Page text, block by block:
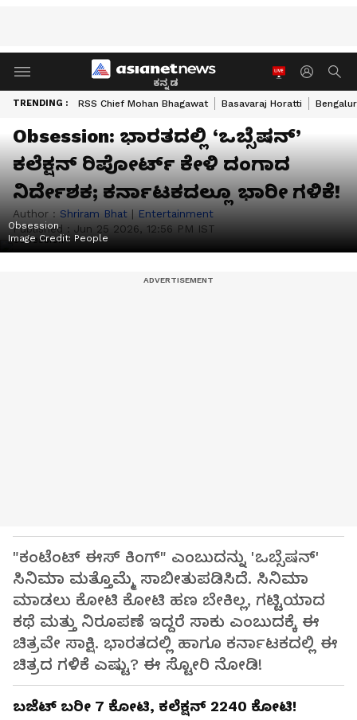
ಕನ್ನಡ
TRENDING : RSS Chief Mohan Bhagawat Basavaraj Horatti
Obsession: ಭಾರತದಲ್ಲಿ ‘ಒಬ್ಸೆಷನ್’
ಕಲೆಕ್ಷನ್‌ ರಿಪೋರ್ಟ್‌ ಕೇಳಿ ದಂಗಾದ
ನಿರ್ದೇಶಕ; ಕರ್ನಾಟಕದಲ್ಲೂ ಭಾರೀ ಗಳಿಕೆ!
Author : Shriram Bhat | Entertainment
Published : Jun 25 2026, 12:56 PM IST
Obsession
Image Credit: People
"ಕಂಟೆಂಟ್ ಈಸ್ ಕಿಂಗ್" ಎಂಬುದನ್ನು 'ಒಬ್ಸೆಷನ್'
ಸಿನಿಮಾ ಮತ್ತೊಮ್ಮೆ ಸಾಬೀತುಪಡಿಸಿದೆ. ಸಿನಿಮಾ
ಮಾಡಲು ಕೋಟಿ ಕೋಟಿ ಹಣ ಬೇಕಿಲ್ಲ, ಗಟ್ಟಿಯಾದ
ಕಥೆ ಮತ್ತು ನಿರೂಪಣೆ ಇದ್ದರೆ ಸಾಕು ಎಂಬುದಕ್ಕೆ ಈ
ಚಿತ್ರವೇ ಸಾಕ್ಷಿ. ಭಾರತದಲ್ಲಿ ಹಾಗೂ ಕರ್ನಾಟಕದಲ್ಲಿ ಈ
ಚಿತ್ರದ ಗಳಿಕೆ ಎಷ್ಟು? ಈ ಸ್ಟೋರಿ ನೋಡಿ!
ಬಜೆಟ್ ಬರೀ 7 ಕೋಟಿ, ಕಲೆಕ್ಷನ್ 2240 ಕೋಟಿ!